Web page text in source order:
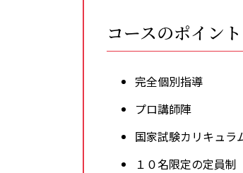
コースのポイント
完全個別指導
プロ講師陣
国家試験カリキュラ
１０名限定の定員制